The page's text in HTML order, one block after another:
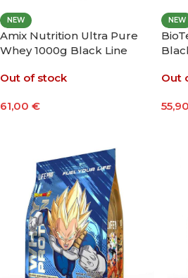
NEW
Amix Nutrition Ultra Pure
Whey 1000g Black Line
Out of stock
61,00 €
NEW
Out
55,90